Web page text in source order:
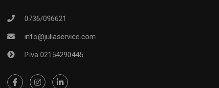
0736/096621
info@juliaservice.com
P.iva 02154290445